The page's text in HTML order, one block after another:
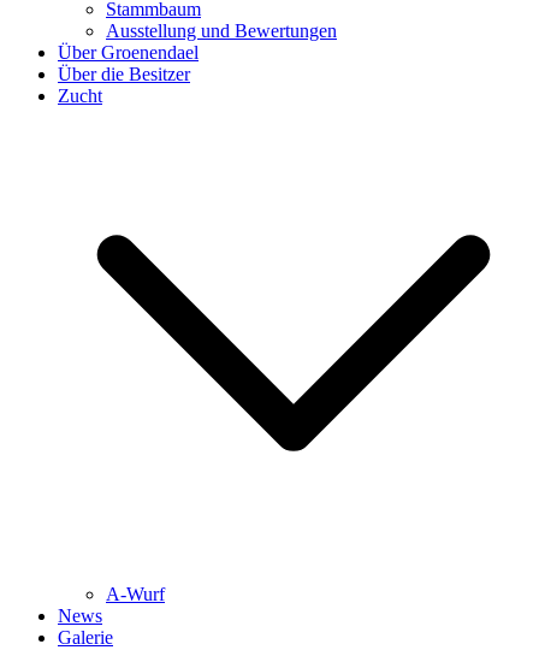
Stammbaum
Ausstellung und Bewertungen
Über Groenendael
Über die Besitzer
Zucht
A-Wurf
News
Galerie